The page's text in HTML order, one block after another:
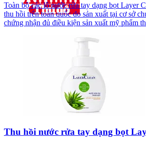
Toàn bộ các lô nước rửa tay dạng bọt Layer
thu hồi trên toàn quốc do sản xuất tại cơ sở
chứng nhận đủ điều kiện sản xuất mỹ phẩm
Thu hồi nước rửa tay dạng bọt